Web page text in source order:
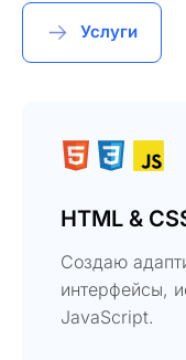
Услуги
HTML &
Создаю
интерфейсы,
JavaScript.